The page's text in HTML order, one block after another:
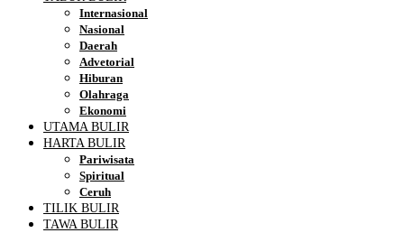
Internasional
Nasional
Daerah
Advetorial
Hiburan
Olahraga
Ekonomi
UTAMA BULIR
HARTA BULIR
Pariwisata
Spiritual
Ceruh
TILIK BULIR
TAWA BULIR